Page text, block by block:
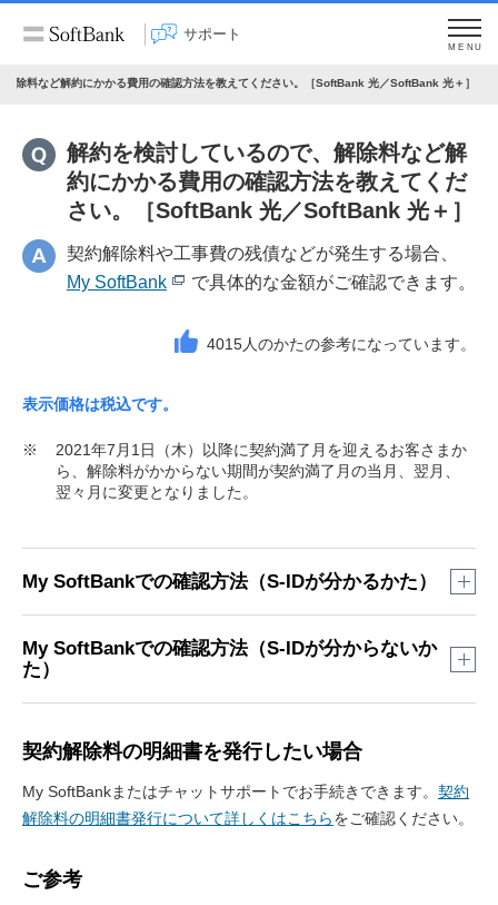
サポート
MENU
解除料など解約にかかる費用の確認方法を教えてください。［SoftBank 光／SoftBank 光＋］
解約を検討しているので、解除料など解
約にかかる費用の確認方法を教えてくだ
さい。［SoftBank 光／SoftBank 光＋］
契約解除料や工事費の残債などが発生する場合、
My SoftBank
で具体的な金額がご確認できます。
4015人のかたの参考になっています。
表示価格は税込です。
※
2021年7月1日（木）以降に契約満了月を迎えるお客さまか
ら、解除料がかからない期間が契約満了月の当月、翌月、
翌々月に変更となりました。
My SoftBankでの確認方法（S-IDが分かるかた）
My SoftBank へログイン
「2」の項目がすぐに表示されます。
※
認証ID（S-ID）／パスワードのほか、携帯電話の回
線情報でもログインできます。 My SoftBankへのロ
グイン方法について詳しくはこちら をご確認くださ
い。
My SoftBankでの確認方法（S-IDが分からないか
た）
ID）をお忘れの方」をタップ
※
認証ID（S-ID）／パスワードのほか、携帯電話の回
線情報でもログインできます。My SoftBankへのロ
※
契約解除料の明細書を発行したい場合
My SoftBankまたはチャットサポートでお手続きできます。 契約
解除料の明細書発行について詳しくはこちらをご確認ください。
ご参考